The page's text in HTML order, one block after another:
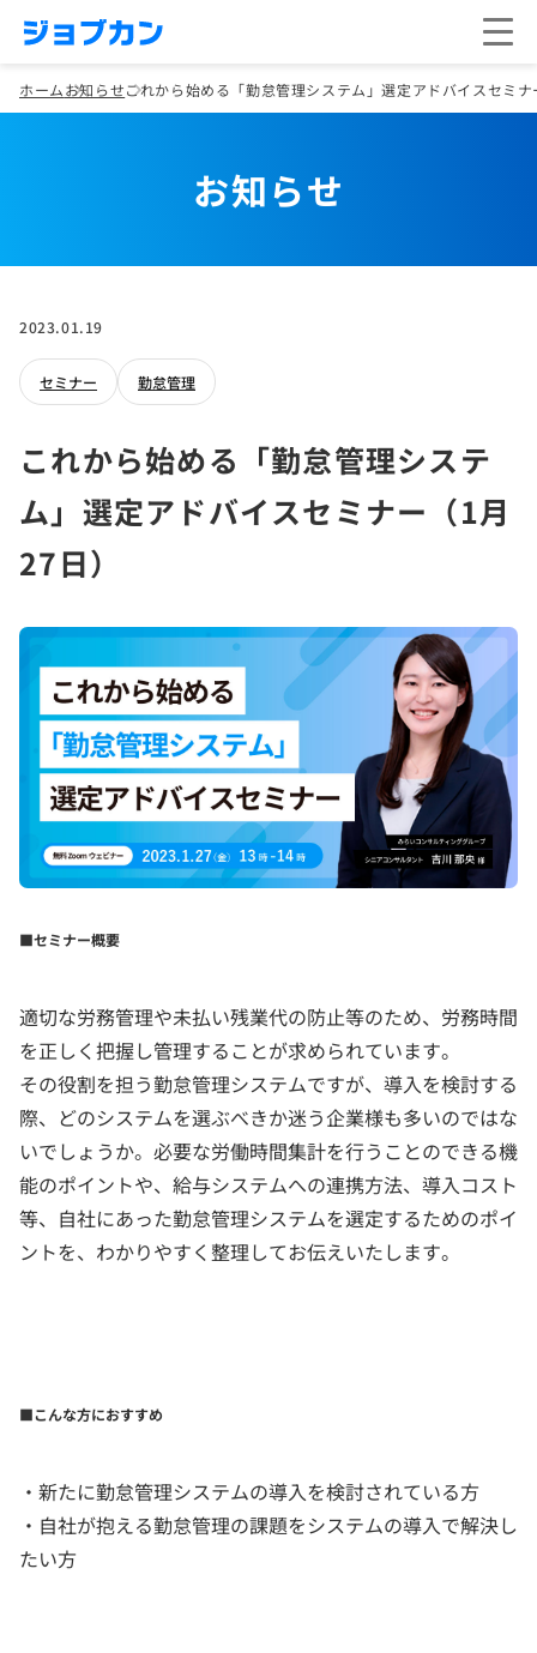
ホームお知らせこれから始める「勤怠管理システム」選定アドバイスセミ
お知らせ
2023.01.19
セミナー 勤怠管理
これから始める「勤怠管理システ
ム」選定アドバイスセミナー（1月
27日）
■セミナー概要
適切な労務管理や未払い残業代の防止等のため、労務時間
を正しく把握し管理することが求められています。
その役割を担う勤怠管理システムですが、導入を検討する
際、どのシステムを選ぶべきか迷う企業様も多いのではな
いでしょうか。必要な労働時間集計を行うことのできる機
能のポイントや、給与システムへの連携方法、導入コスト
等、自社にあった勤怠管理システムを選定するためのポイ
ントを、わかりやすく整理してお伝えいたします。
■こんな方におすすめ
・新たに勤怠管理システムの導入を検討されている方
・自社が抱える勤怠管理の課題をシステムの導入で解決し
たい方